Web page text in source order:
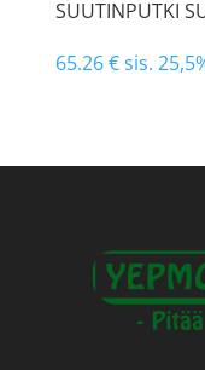
SUUTINPUTKI
65.26€sis.